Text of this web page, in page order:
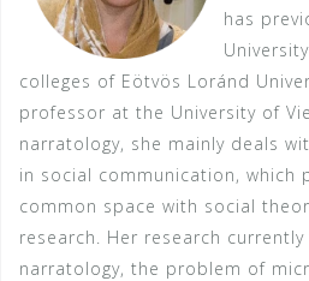
has
colleges of Eötvös Loránd
professor at the University of
narratology, she mainly deals
in social communication, which
common space with social
research. Her research
narratology, the problem of